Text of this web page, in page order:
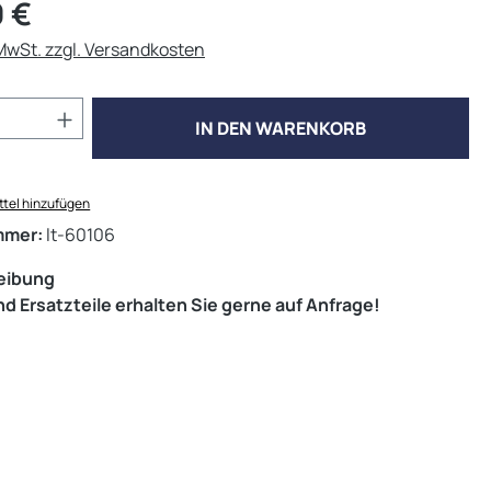
€
zzgl. Versandkosten
Anzahl: Gib den gewünschten Wert
IN DEN WARENKORB
hinzufügen
lt-60106
Ersatzteile erhalten Sie gerne auf Anfrage!